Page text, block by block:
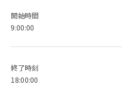
開始時間
9:00:00
終了時刻
18:00:00